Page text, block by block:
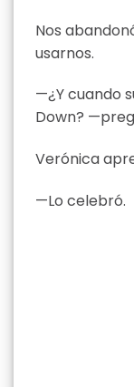
Nos
usarnos.
—¿Y cuando
Down?
Verónica
—Lo celebró.